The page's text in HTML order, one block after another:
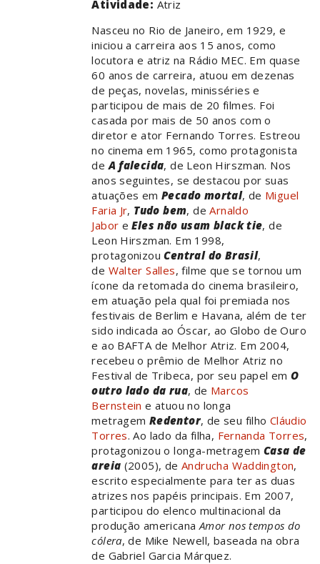
Atividade: Atriz
Nasceu no Rio de Janeiro, em 1929, e
iniciou a carreira aos 15 anos, como
locutora e atriz na Rádio MEC. Em quase
60 anos de carreira, atuou em dezenas
de peças, novelas, minisséries e
participou de mais de 20 filmes. Foi
casada por mais de 50 anos com o
diretor e ator Fernando Torres. Estreou
no cinema em 1965, como protagonista
deA falecida, de Leon Hirszman. Nos
anos seguintes, se destacou por suas
atuações emPecado mortal, de Miguel
Faria Jr, Tudo bem, deArnaldo
Jabor eEles não usam black tie, de
Leon Hirszman. Em 1998,
protagonizouCentral do Brasil,
de Walter Salles, filme que se tornou um
ícone da retomada do cinema brasileiro,
em atuação pela qual foi premiada nos
festivais de Berlim e Havana, além de ter
sido indicada ao Óscar, ao Globo de Ouro
e ao BAFTA de Melhor Atriz. Em 2004,
recebeu o prêmio de Melhor Atriz no
Festival de Tribeca, por seu papel emO
outro lado da rua, de Marcos
Bernstein e atuou no longa
metragem Redentor, de seu filho Cláudio
Torres. Ao lado da filha, Fernanda Torres,
protagonizou o longa-metragemCasa de
areia (2005), de Andrucha Waddington,
escrito especialmente para ter as duas
atrizes nos papéis principais. Em 2007,
participou do elenco multinacional da
produção americanaAmor nos tempos do
cólera, de Mike Newell, baseada na obra
de Gabriel Garcia Márquez.